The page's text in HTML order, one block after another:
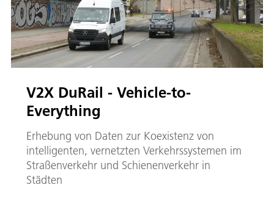
V2X DuRail - Vehicle-to-
Everything
Erhebung von Daten zur Koexistenz von
intelligenten, vernetzten Verkehrssystemen im
Straßenverkehr und Schienenverkehr in
Städten